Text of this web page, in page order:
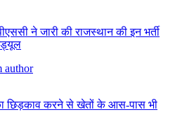
ने जारी की राजस्थान की इन भर्ती
author
छिड़काव करने से खेतों के आस-पास भी